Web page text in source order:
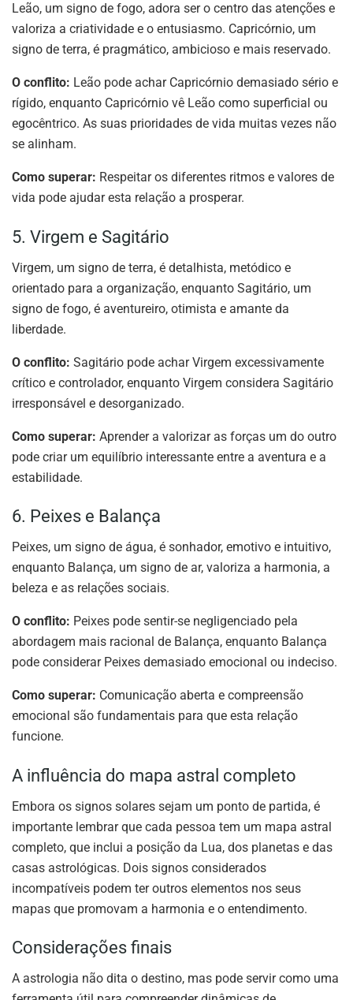
Leão, um signo de fogo, adora ser o centro das atenções e
valoriza a criatividade e o entusiasmo. Capricórnio, um
signo de terra, é pragmático, ambicioso e mais reservado.
O conflito: Leão pode achar Capricórnio demasiado sério e
rígido, enquanto Capricórnio vê Leão como superficial ou
egocêntrico. As suas prioridades de vida muitas vezes não
se alinham.
Como superar: Respeitar os diferentes ritmos e valores de
vida pode ajudar esta relação a prosperar.
5. Virgem e Sagitário
Virgem, um signo de terra, é detalhista, metódico e
orientado para a organização, enquanto Sagitário, um
signo de fogo, é aventureiro, otimista e amante da
liberdade.
O conflito: Sagitário pode achar Virgem excessivamente
crítico e controlador, enquanto Virgem considera Sagitário
irresponsável e desorganizado.
Como superar: Aprender a valorizar as forças um do outro
pode criar um equilíbrio interessante entre a aventura e a
estabilidade.
6. Peixes e Balança
Peixes, um signo de água, é sonhador, emotivo e intuitivo,
enquanto Balança, um signo de ar, valoriza a harmonia, a
beleza e as relações sociais.
O conflito: Peixes pode sentir-se negligenciado pela
abordagem mais racional de Balança, enquanto Balança
pode considerar Peixes demasiado emocional ou indeciso.
Como superar: Comunicação aberta e compreensão
emocional são fundamentais para que esta relação
funcione.
A influência do mapa astral completo
Embora os signos solares sejam um ponto de partida, é
importante lembrar que cada pessoa tem um mapa astral
completo, que inclui a posição da Lua, dos planetas e das
casas astrológicas. Dois signos considerados
incompatíveis podem ter outros elementos nos seus
mapas que promovam a harmonia e o entendimento.
Considerações finais
A astrologia não dita o destino, mas pode servir como uma